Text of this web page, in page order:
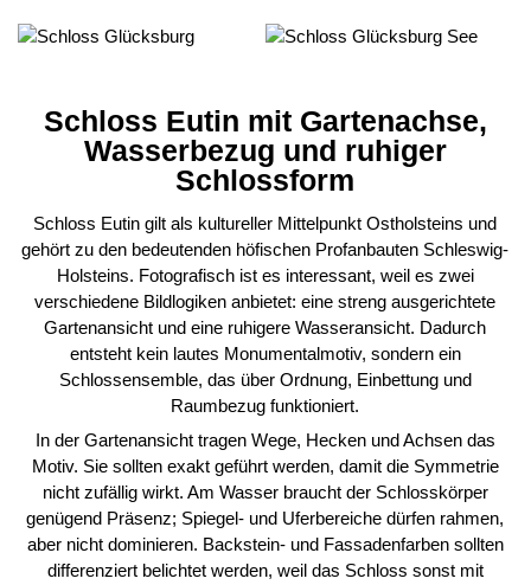
Schloss Eutin mit Gartenachse,
Wasserbezug und ruhiger
Schlossform
Schloss Eutin gilt als kultureller Mittelpunkt Ostholsteins und
gehört zu den bedeutenden höfischen Profanbauten Schleswig-
Holsteins. Fotografisch ist es interessant, weil es zwei
verschiedene Bildlogiken anbietet: eine streng ausgerichtete
Gartenansicht und eine ruhigere Wasseransicht. Dadurch
entsteht kein lautes Monumentalmotiv, sondern ein
Schlossensemble, das über Ordnung, Einbettung und
Raumbezug funktioniert.
In der Gartenansicht tragen Wege, Hecken und Achsen das
Motiv. Sie sollten exakt geführt werden, damit die Symmetrie
nicht zufällig wirkt. Am Wasser braucht der Schlosskörper
genügend Präsenz; Spiegel- und Uferbereiche dürfen rahmen,
aber nicht dominieren. Backstein- und Fassadenfarben sollten
differenziert belichtet werden, weil das Schloss sonst mit